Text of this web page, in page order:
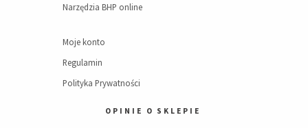
Narzędzia BHP online
Moje konto
Regulamin
Polityka Prywatności
OPINIE O SKLEPIE